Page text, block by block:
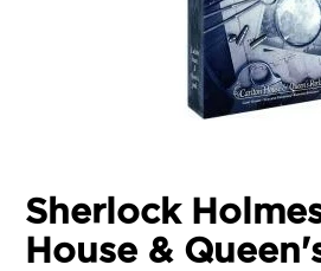
Sherlock
House &